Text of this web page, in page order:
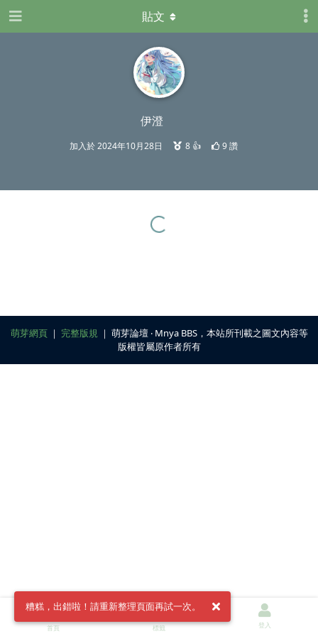
伊澄
加入於2024年10月28日 8 👍 9讚
貼文
萌芽網頁｜ 完整版規 ｜ 萌芽論壇 ‧ Mnya BBS，本站所刊載之圖文內容等
版權皆屬原作者所有
糟糕，出錯啦！請重新整理頁面再試一次。
首頁 標籤 登入